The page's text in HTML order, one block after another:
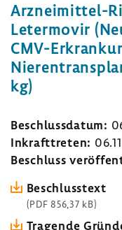
Arzneimittel-​
Leter­movir
CMV-​
kg)
Beschluss­datum:
Inkraft­treten:
Beschluss
Beschluss­text
(PDF 856,37 kB)
Tragende